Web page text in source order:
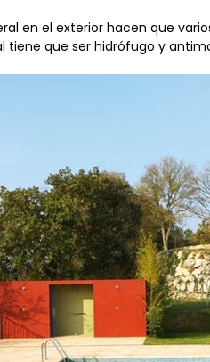
en el exterior hacen que
tiene que ser hidrófugo y